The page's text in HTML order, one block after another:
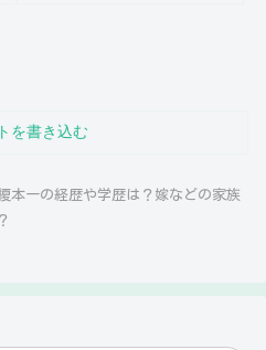
を書き込む
本一の経歴や学歴は？嫁などの家族